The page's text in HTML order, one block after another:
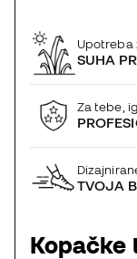
Upotreba
SUHA
Za tebe,
TVOJA
Kopačke